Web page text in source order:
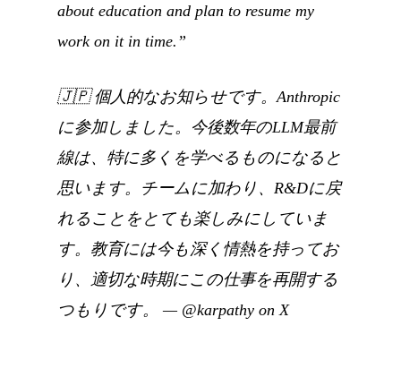
about education and plan to resume my
work on it in time.”
🇯🇵個人的なお知らせです。Anthropic
に参加しました。今後数年のLLM最前
線は、特に多くを学べるものになると
思います。チームに加わり、R&Dに戻
れることをとても楽しみにしていま
す。教育には今も深く情熱を持ってお
り、適切な時期にこの仕事を再開する
つもりです。
— @karpathy on X